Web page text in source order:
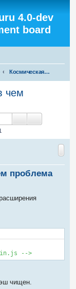
4.0-dev
board
Космическая флудилка
чем
Поиск
проблема
-->
чищен.